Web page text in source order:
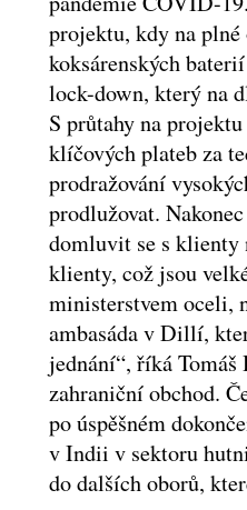
projektu, kdy na
koksárenských
lock-down, který na
S průtahy na
klíčových plateb za
prodražování
prodlužovat.
domluvit se s klienty
klienty, což jsou
ministerstvem oceli,
ambasáda v Dillí,
jednání“, říká
zahraniční obchod.
po úspěšném
v Indii v sektoru
do dalších oborů,